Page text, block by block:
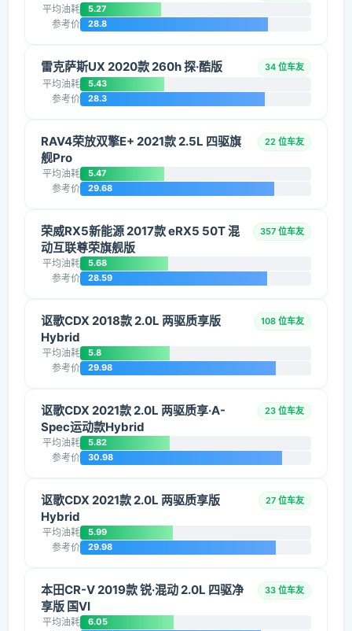
平均油耗 5.27
参考价 28.8
雷克萨斯UX 2020款 260h 探·酷版 34 位车友
平均油耗 5.43
参考价 28.3
RAV4荣放双擎E+ 2021款 2.5L 四驱旗
舰Pro
22 位车友
平均油耗 5.47
参考价 29.68
荣威RX5新能源 2017款 eRX5 50T 混
动互联尊荣旗舰版
357 位车友
平均油耗 5.68
参考价 28.59
讴歌CDX 2018款 2.0L 两驱质享版
Hybrid
108 位车友
平均油耗 5.8
参考价 29.98
讴歌CDX 2021款 2.0L 两驱质享·A-
Spec运动款Hybrid
23 位车友
平均油耗 5.82
参考价 30.98
讴歌CDX 2021款 2.0L 两驱质享版
Hybrid
27 位车友
平均油耗 5.99
参考价 29.98
本田CR-V 2019款 锐·混动 2.0L 四驱净
享版 国VI
33 位车友
平均油耗 6.05